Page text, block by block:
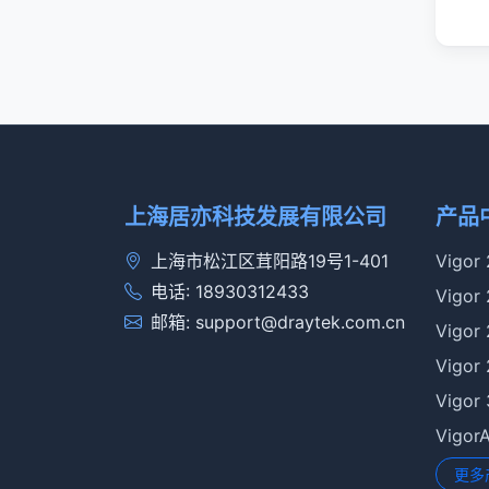
上海居亦科技发展有限公司
上海市松江区茸阳路19号1-401
电话: 18930312433
邮箱: support@draytek.com.cn
产品
Vigor
Vigor
Vigor
Vigor
Vigor
更多